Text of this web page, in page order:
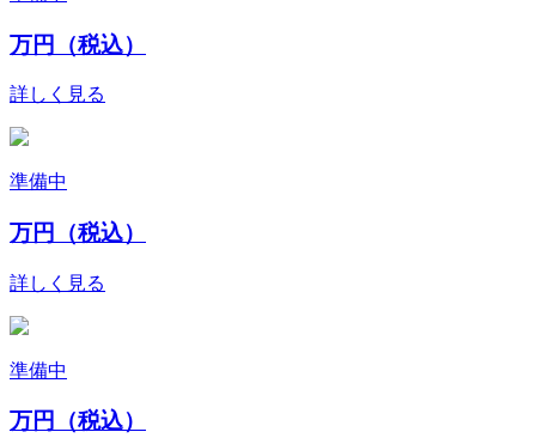
万円（税込）
詳しく見る
準備中
万円（税込）
詳しく見る
準備中
万円（税込）